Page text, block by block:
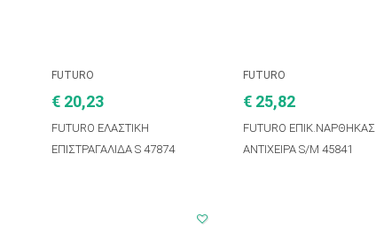
FUTURO
€ 20,23
FUTURO ΕΛΑΣΤΙΚΗ
ΕΠΙΣΤΡΑΓΑΛΙΔΑ S 47874
FUTURO
€ 25,82
FUTURO ΕΠΙΚ.ΝΑΡΘΗΚΑΣ
ΑΝΤΙΧΕΙΡΑ S/M 45841